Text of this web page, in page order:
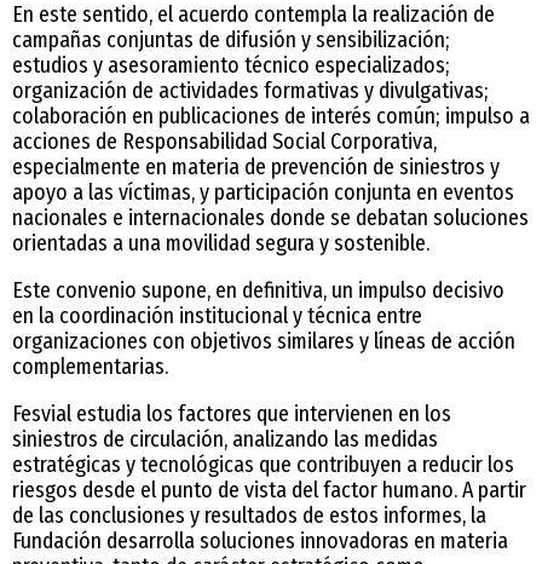
En este sentido, el acuerdo contempla la realización de
campañas conjuntas de difusión y sensibilización;
estudios y asesoramiento técnico especializados;
organización de actividades formativas y divulgativas;
colaboración en publicaciones de interés común; impulso a
acciones de Responsabilidad Social Corporativa,
especialmente en materia de prevención de siniestros y
apoyo a las víctimas, y participación conjunta en eventos
nacionales e internacionales donde se debatan soluciones
orientadas a una movilidad segura y sostenible.
Este convenio supone, en definitiva, un impulso decisivo
en la coordinación institucional y técnica entre
organizaciones con objetivos similares y líneas de acción
complementarias.
Fesvial estudia los factores que intervienen en los
siniestros de circulación, analizando las medidas
estratégicas y tecnológicas que contribuyen a reducir los
riesgos desde el punto de vista del factor humano. A partir
de las conclusiones y resultados de estos informes, la
Fundación desarrolla soluciones innovadoras en materia